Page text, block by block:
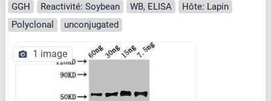
GGH Reactivité: Soybean WB, ELISA
Hôte: Lapin
Polyclonal
unconjugated
1 image